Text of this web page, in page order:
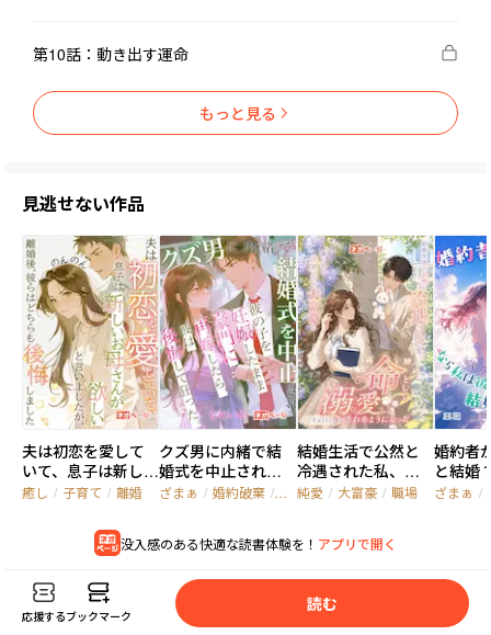
第10話：動き出す運命
もっと見る
見逃せない作品
夫は初恋を愛して
いて、息子は新しい
お母さんが欲しい
離婚後、彼らはど
ちらも後悔しまし
癒し / 子育て / 離婚
クズ男に内緒で結
婚式を中止され、
彼の子を妊娠した
て狂った。
ざまぁ / 婚約破棄 / 復讐
結婚生活で公然と
冷遇された私、隣
に住む世界一の大
った
純愛 / 大富豪 / 職場
婚約者
と結婚
彼の叔
ざまぁ /
没入感のある快適な読書体験を！ アプリで開く
応援するブックマーク
読む